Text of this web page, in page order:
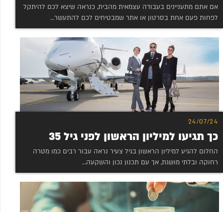
אם אתם מתעניינים בעבודה עצמאית מהבית, כנראה שיצא לכם להיתקל
לפחות פעם אחת בסרטון או אתר שמבטיחים לכם להתעשר…
24/07/24
כך תגיעו למיליון הראשון לפני גיל 35
החלום להגיע למיליון הראשון בגיל צעיר נראה עבור רבים כמו מטרה
רחוקה ובלתי מושגת, אך עם תכנון נכון והשקעה…